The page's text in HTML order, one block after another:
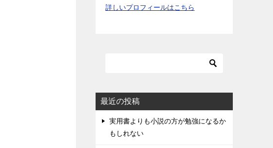
詳しいプロフィールはこちら
最近の投稿
実用書よりも小説の方が勉強になるか
もしれない